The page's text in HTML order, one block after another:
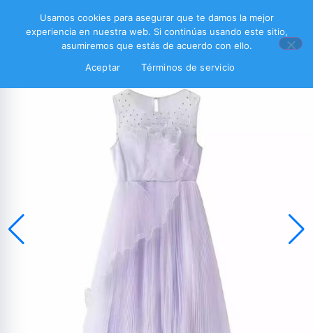
Usamos cookies para asegurar que te damos la mejor
experiencia en nuestra web. Si continúas usando este sitio,
asumiremos que estás de acuerdo con ello.
Aceptar
Términos de servicio